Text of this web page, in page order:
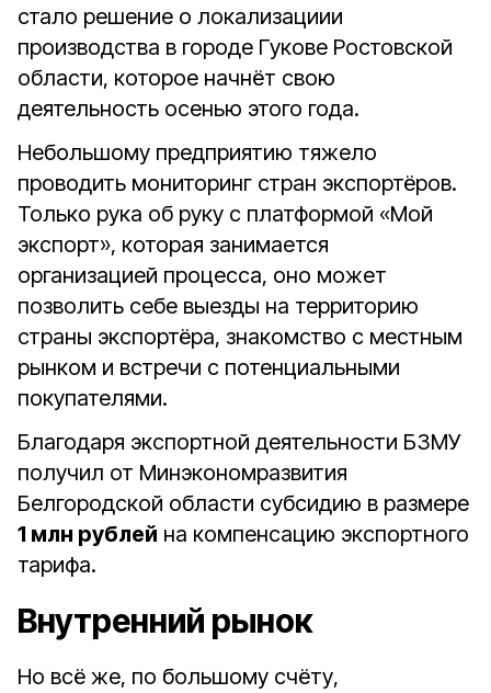
стало решение о локализациии
производства в городе Гукове Ростовской
области, которое начнёт свою
деятельность осенью этого года.
Небольшому предприятию тяжело
проводить мониторинг стран экспортёров.
Только рука об руку с платформой «Мой
экспорт», которая занимается
организацией процесса, оно может
позволить себе выезды на территорию
страны экспортёра, знакомство с местным
рынком и встречи с потенциальными
покупателями.
Благодаря экспортной деятельности БЗМУ
получил от Минэкономразвития
Белгородской области субсидию в размере
1 млн рублей на компенсацию экспортного
тарифа.
Внутренний рынок
Но всё же, по большому счёту,